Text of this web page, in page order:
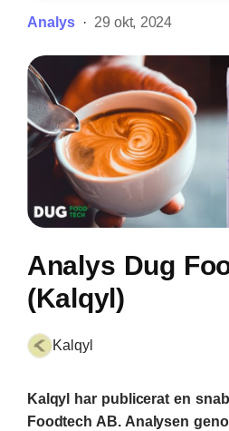
Analys 29 okt, 2024
Analys Dug
(Kalqyl)
Kalqyl
Kalqyl har publicerat en
Foodtech AB. Analysen